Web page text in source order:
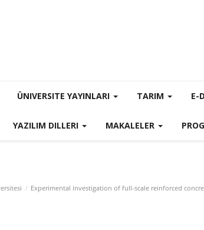
ÜNIVERSITE YAYINLARI TARIM E-
YAZILIM DILLERI MAKALELER
Experimental investigation of full-scale reinforced